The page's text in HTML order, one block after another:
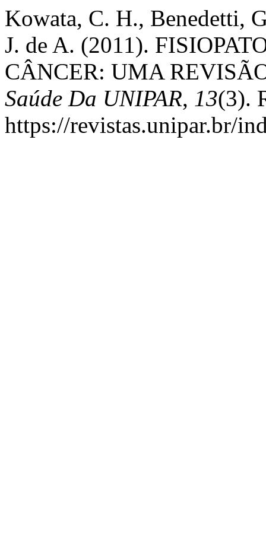
Kowata, C. H., Benedetti,
J. de A. (2011).
CÂNCER: UMA
Saúde Da UNIPAR, 13(3).
https://revistas.unipar.br/